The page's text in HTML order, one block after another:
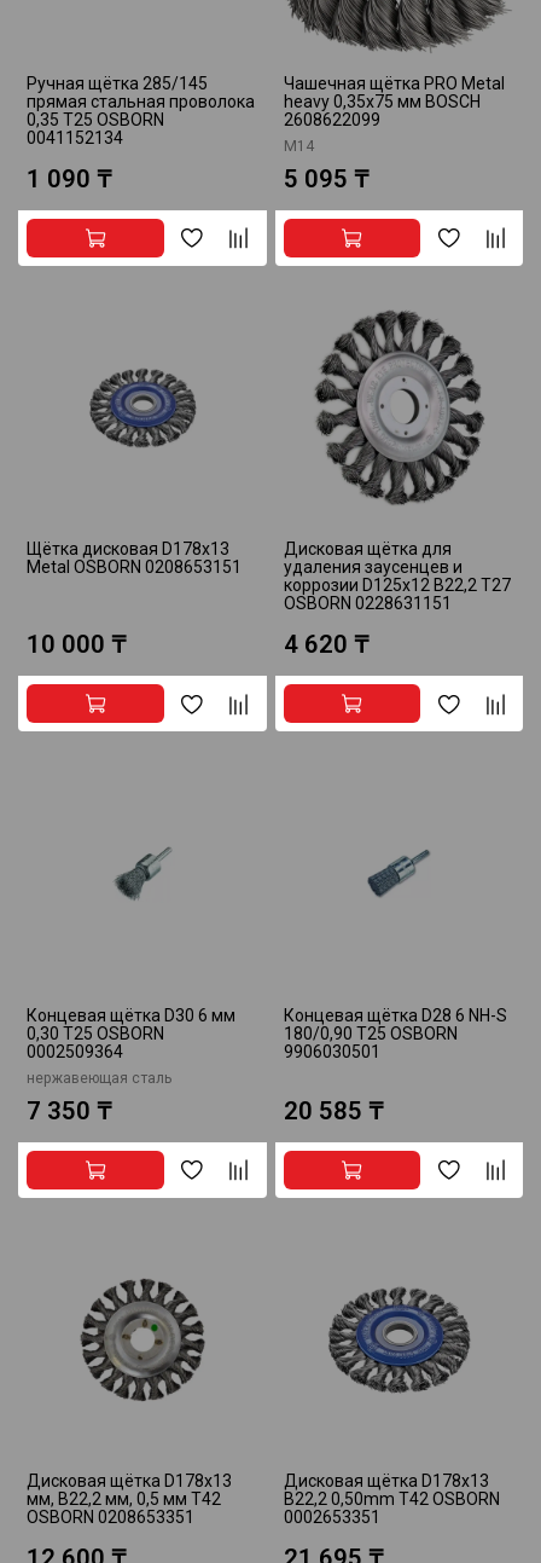
Ручная щётка 285/145
прямая стальная проволока
0,35 Т25 OSBORN
0041152134
1 090 ₸
Чашечная щётка PRO Metal
heavy 0,35х75 мм BOSCH
2608622099
М14
5 095 ₸
Щётка дисковая D178x13
Metal OSBORN 0208653151
10 000 ₸
Дисковая щётка для
удаления заусенцев и
коррозии D125x12 B22,2 Т27
OSBORN 0228631151
4 620 ₸
Концевая щётка D30 6 мм
0,30 T25 OSBORN
0002509364
нержавеющая сталь
7 350 ₸
Концевая щётка D28 6 NH-S
180/0,90 T25 OSBORN
9906030501
20 585 ₸
Дисковая щётка D178x13
мм, B22,2 мм, 0,5 мм T42
OSBORN 0208653351
Дисковая щётка D178x13
B22,2 0,50mm T42 OSBORN
0002653351